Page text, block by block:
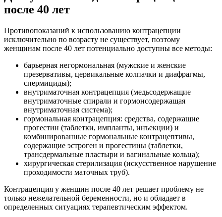
после 40 лет
Противопоказаний к использованию контрацепции
исключительно по возрасту не существует, поэтому
женщинам после 40 лет потенциально доступны все методы:
барьерная негормональная (мужские и женские
презервативы, цервикальные колпачки и диафрагмы,
спермициды);
внутриматочная контрацепция (медьсодержащие
внутриматочные спирали и гормонсодержащая
внутриматочная система);
гормональная контрацепция: средства, содержащие
прогестин (таблетки, импланты, инъекции) и
комбинированные гормональные контрацептивы,
содержащие эстроген и прогестины (таблетки,
трансдермальные пластыри и вагинальные кольца);
хирургическая стерилизация (искусственное нарушение
проходимости маточных труб).
Контрацепция у женщин после 40 лет решает проблему не
только нежелательной беременности, но и обладает в
определенных ситуациях терапевтическим эффектом.